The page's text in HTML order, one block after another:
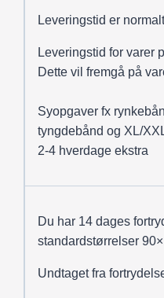
Leveringstid er
Leveringstid for varer
Dette vil fremgå på
Syopgaver fx
tyngdebånd og XL/
2-4 hverdage ekstra
Du har 14 dages
standardstørrelser
Undtaget fra